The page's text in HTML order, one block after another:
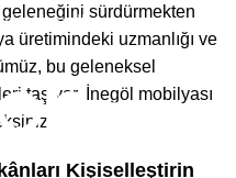
sürdürmekten
üretimindeki uzmanlığı ve
bu geleneksel
taşıyor. İnegöl mobilyası
Kişiselleştirin
Koşulları
Takip Et :